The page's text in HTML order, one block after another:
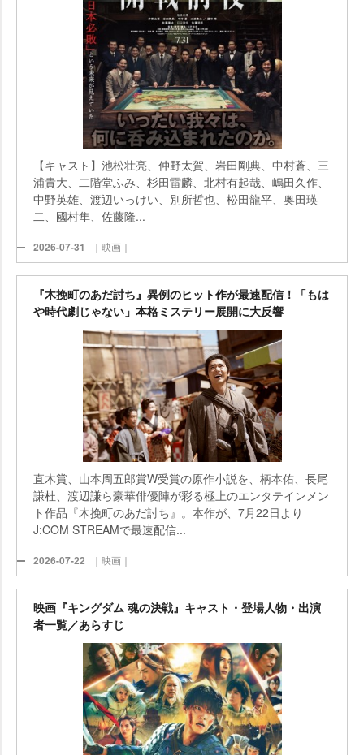
【キャスト】池松壮亮、仲野太賀、岩田剛典、中村蒼、三
浦貴大、二階堂ふみ、杉田雷麟、北村有起哉、嶋田久作、
中野英雄、渡辺いっけい、別所哲也、松田龍平、奥田瑛
二、國村隼、佐藤隆...
2026-07-31 ｜映画｜
『木挽町のあだ討ち』異例のヒット作が最速配信！「もは
時代劇じゃない」本格ミステリー展開に大反響
直木賞、山本周五郎賞W受賞の原作小説を、柄本佑、長尾
謙杜、渡辺謙ら豪華俳優陣が彩る極上のエンタテインメン
ト作品『木挽町のあだ討ち』。本作が、7月22日より
J:COM STREAMで最速配信...
2026-07-22 ｜映画｜
映画『キングダム 魂の決戦』キャスト・登場人物・出演
者一覧／あらすじ